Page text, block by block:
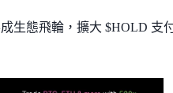
成生態飛輪，擴大 $HOLD 支